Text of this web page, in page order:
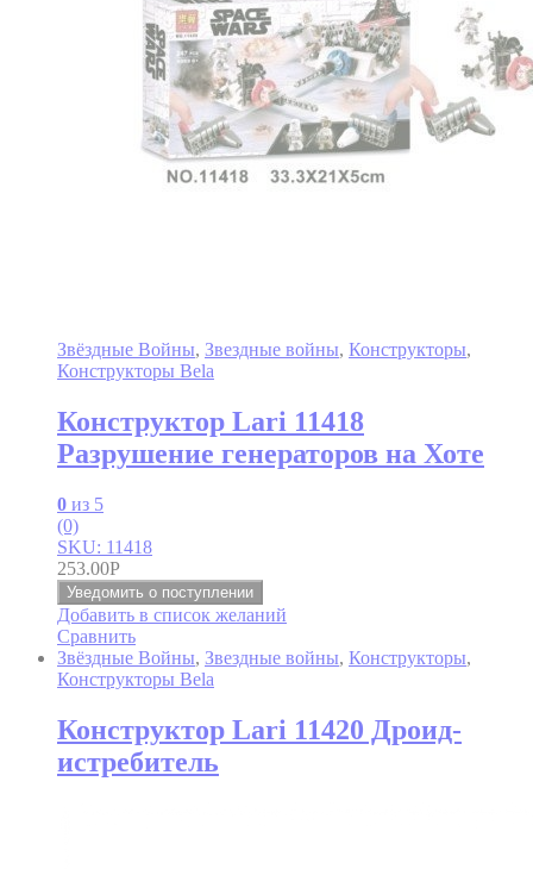
Звёздные Войны, Звездные войны, Конструкторы,
Конструкторы Bela
Конструктор Lari 11418
Разрушение генераторов на Хоте
0 из 5
(0)
SKU: 11418
253.00Р
Уведомить о поступлении
Добавить в список желаний
Сравнить
Звёздные Войны, Звездные войны, Конструкторы,
Конструкторы Bela
Конструктор Lari 11420 Дроид-
истребитель